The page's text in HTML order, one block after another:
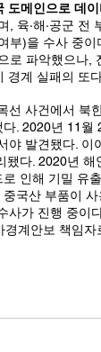
메인으로 데
육·해·공군 전
)을 수사 중
로 파악했으나,
경계 실패의 또
사건에서 북
. 2020년 11
발견됐다.
다. 2020년
인해 기밀 유
국산 부품이
가 진행 중이
계안보 책임